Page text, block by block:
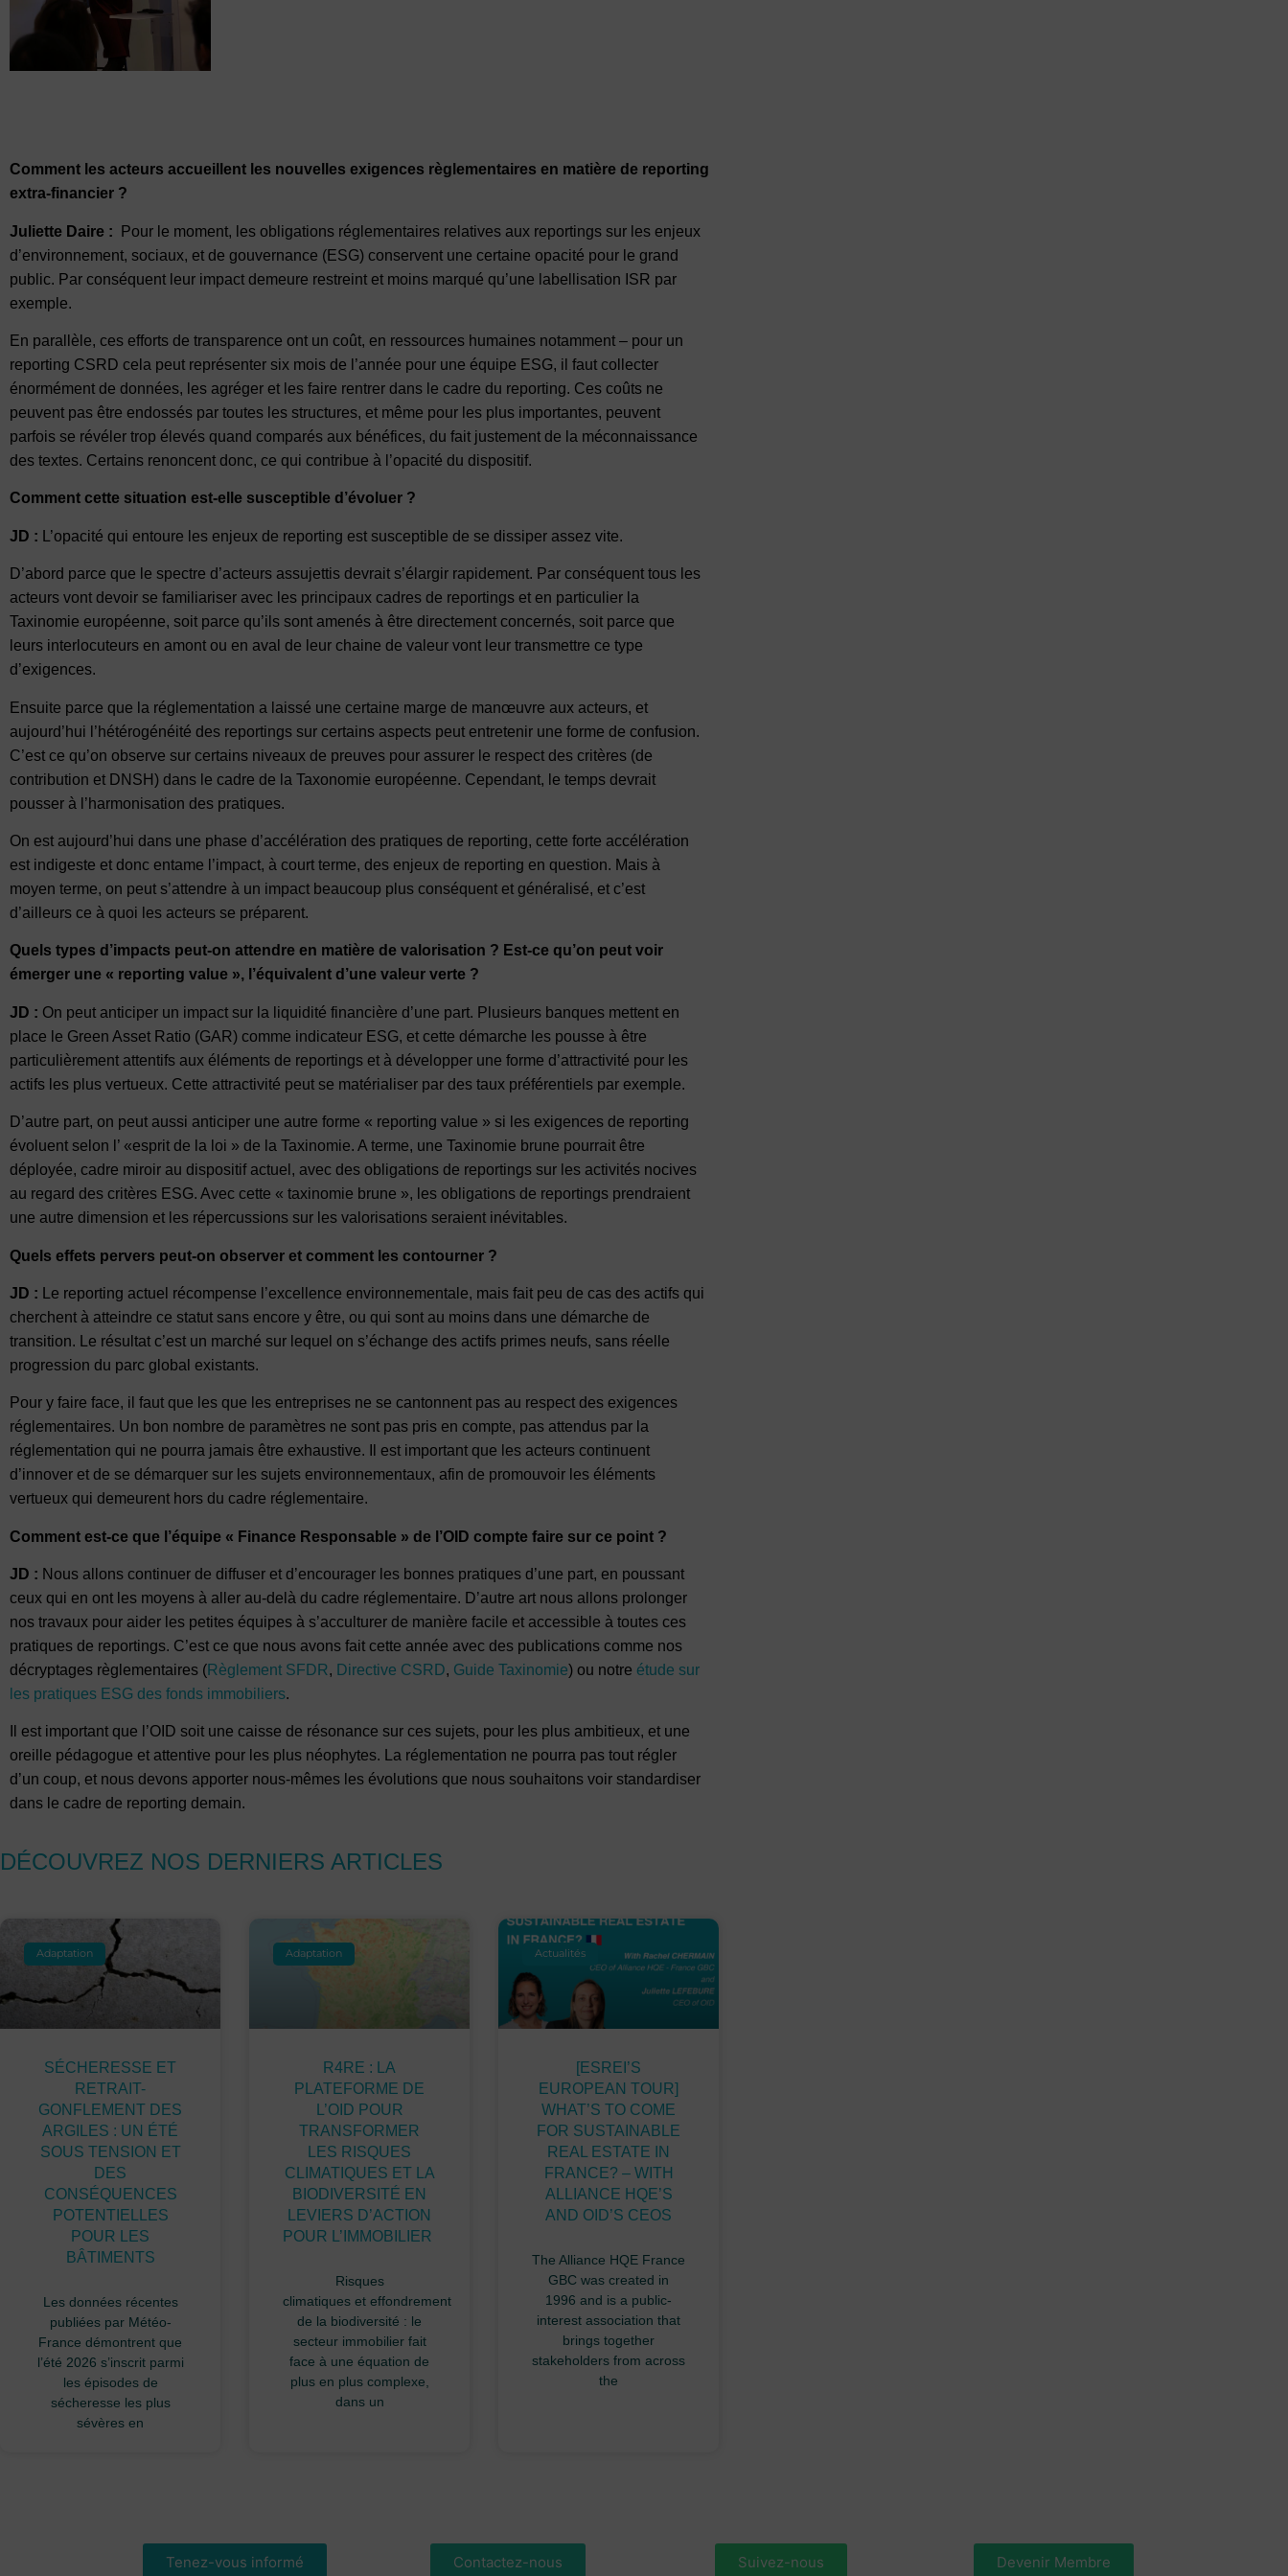
Comment les acteurs accueillent les nouvelles exigences règlementaires en matière de reporting
extra-financier ?
Juliette Daire :
Pour le moment, les obligations réglementaires relatives aux reportings sur les enjeux
d’environnement, sociaux, et de gouvernance (ESG) conservent une certaine opacité pour le grand
public. Par conséquent leur impact demeure restreint et moins marqué qu’une labellisation ISR par
exemple.
En parallèle, ces efforts de transparence ont un coût, en ressources humaines notamment – pour un
reporting CSRD cela peut représenter six mois de l’année pour une équipe ESG, il faut collecter
énormément de données, les agréger et les faire rentrer dans le cadre du reporting. Ces coûts ne
peuvent pas être endossés par toutes les structures, et même pour les plus importantes, peuvent
parfois se révéler trop élevés quand comparés aux bénéfices, du fait justement de la méconnaissance
des textes. Certains renoncent donc, ce qui contribue à l’opacité du dispositif.
Comment cette situation est-elle susceptible d’évoluer ?
JD : L’opacité qui entoure les enjeux de reporting est susceptible de se dissiper assez vite.
D’abord parce que le spectre d’acteurs assujettis devrait s’élargir rapidement. Par conséquent tous les
acteurs vont devoir se familiariser avec les principaux cadres de reportings et en particulier la
Taxinomie européenne, soit parce qu’ils sont amenés à être directement concernés, soit parce que
leurs interlocuteurs en amont ou en aval de leur chaine de valeur vont leur transmettre ce type
d’exigences.
Ensuite parce que la réglementation a laissé une certaine marge de manœuvre aux acteurs, et
aujourd’hui l’hétérogénéité des reportings sur certains aspects peut entretenir une forme de confusion.
C’est ce qu’on observe sur certains niveaux de preuves pour assurer le respect des critères (de
contribution et DNSH) dans le cadre de la Taxonomie européenne. Cependant, le temps devrait
pousser à l’harmonisation des pratiques.
On est aujourd’hui dans une phase d’accélération des pratiques de reporting, cette forte accélération
est indigeste et donc entame l’impact, à court terme, des enjeux de reporting en question. Mais à
moyen terme, on peut s’attendre à un impact beaucoup plus conséquent et généralisé, et c’est
d’ailleurs ce à quoi les acteurs se préparent.
Quels types d’impacts peut-on attendre en matière de valorisation ? Est-ce qu’on peut voir
émerger une « reporting value », l’équivalent d’une valeur verte ?
JD : On peut anticiper un impact sur la liquidité financière d’une part. Plusieurs banques mettent en
place le Green Asset Ratio (GAR) comme indicateur ESG, et cette démarche les pousse à être
particulièrement attentifs aux éléments de reportings et à développer une forme d’attractivité pour les
actifs les plus vertueux. Cette attractivité peut se matérialiser par des taux préférentiels par exemple.
D’autre part, on peut aussi anticiper une autre forme « reporting value » si les exigences de reporting
évoluent selon l’ «esprit de la loi » de la Taxinomie. A terme, une Taxinomie brune pourrait être
déployée, cadre miroir au dispositif actuel, avec des obligations de reportings sur les activités nocives
au regard des critères ESG. Avec cette « taxinomie brune », les obligations de reportings prendraient
une autre dimension et les répercussions sur les valorisations seraient inévitables.
Quels effets pervers peut-on observer et comment les contourner ?
JD : Le reporting actuel récompense l’excellence environnementale, mais fait peu de cas des actifs qui
cherchent à atteindre ce statut sans encore y être, ou qui sont au moins dans une démarche de
transition. Le résultat c’est un marché sur lequel on s’échange des actifs primes neufs, sans réelle
progression du parc global existants.
Pour y faire face, il faut que les que les entreprises ne se cantonnent pas au respect des exigences
réglementaires. Un bon nombre de paramètres ne sont pas pris en compte, pas attendus par la
réglementation qui ne pourra jamais être exhaustive. Il est important que les acteurs continuent
d’innover et de se démarquer sur les sujets environnementaux, afin de promouvoir les éléments
vertueux qui demeurent hors du cadre réglementaire.
Comment est-ce que l’équipe « Finance Responsable » de l’OID compte faire sur ce point ?
JD : Nous allons continuer de diffuser et d’encourager les bonnes pratiques d’une part, en poussant
ceux qui en ont les moyens à aller au-delà du cadre réglementaire. D’autre art nous allons prolonger
nos travaux pour aider les petites équipes à s’acculturer de manière facile et accessible à toutes ces
pratiques de reportings. C’est ce que nous avons fait cette année avec des publications comme nos
décryptages règlementaires (Règlement SFDR, Directive CSRD, Guide Taxinomie) ou notre étude sur
les pratiques ESG des fonds immobiliers.
Il est important que l’OID soit une caisse de résonance sur ces sujets, pour les plus ambitieux, et une
oreille pédagogue et attentive pour les plus néophytes. La réglementation ne pourra pas tout régler
d’un coup, et nous devons apporter nous-mêmes les évolutions que nous souhaitons voir standardiser
dans le cadre de reporting demain.
DÉCOUVREZ NOS DERNIERS ARTICLES
Adaptation
SÉCHERESSE ET
RETRAIT-
GONFLEMENT DES
ARGILES : UN ÉTÉ
SOUS TENSION ET
DES
CONSÉQUENCES
POTENTIELLES
POUR LES
BÂTIMENTS
Les données récentes
publiées par Météo-
France démontrent que
l’été 2026 s’inscrit parmi
les épisodes de
sécheresse les plus
sévères en
Adaptation
R4RE : LA
PLATEFORME DE
L’OID POUR
TRANSFORMER
LES RISQUES
CLIMATIQUES ET LA
BIODIVERSITÉ EN
LEVIERS D’ACTION
POUR L’IMMOBILIER
Risques
climatiques et effondrement
de la biodiversité : le
secteur immobilier fait
face à une équation de
plus en plus complexe,
dans un
Actualités
[ESREI’S
EUROPEAN TOUR]
WHAT’S TO COME
FOR SUSTAINABLE
REAL ESTATE IN
FRANCE? – WITH
ALLIANCE HQE’S
AND OID’S CEOS
The Alliance HQE France
GBC was created in
1996 and is a public-
interest association that
brings together
stakeholders from across
the
Tenez-vous informé Contactez-nous Suivez-nous Devenir Membre